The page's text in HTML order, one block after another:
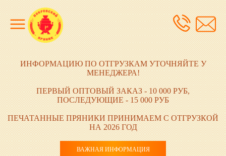
ИНФОРМАЦИЮ ПО ОТГРУЗКАМ УТОЧНЯЙТЕ У
МЕНЕДЖЕРА!
ПЕРВЫЙ ОПТОВЫЙ ЗАКАЗ - 10 000 РУБ,
ПОСЛЕДУЮЩИЕ - 15 000 РУБ
ПЕЧАТАННЫЕ ПРЯНИКИ ПРИНИМАЕМ С ОТГРУЗКОЙ
НА 2026 ГОД
ВАЖНАЯ ИНФОРМАЦИЯ